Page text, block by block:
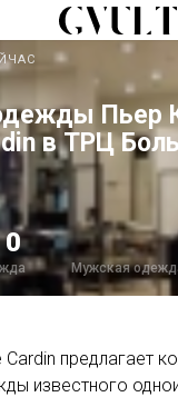
Пьер
в ТРЦ
0
Мужская
предлагает
известного